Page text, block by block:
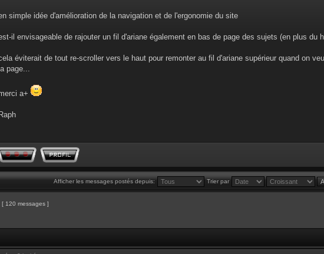
simple idée d'amélioration de la navigation et de l'ergonomie du site
il envisageable de rajouter un fil d'ariane également en bas de page des sujets (en plus du
éviterait de tout re-scroller vers le haut pour remonter au fil d'ariane supérieur quand on
la page...
a+
Raph
Afficher les messages postés depuis: Trier par
[ 120 messages ]